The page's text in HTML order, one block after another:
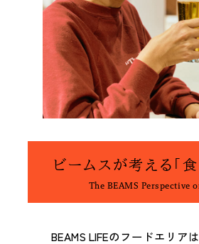
ビームスが考える「食
The BEAMS Perspective
BEAMS LIFEのフードエリア